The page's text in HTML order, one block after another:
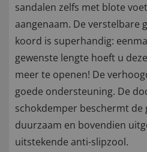
sandalen zelfs met blote
aangenaam. De verstelbare
koord is superhandig:
gewenste lengte hoeft u
meer te openen! De
goede ondersteuning. De
schokdemper beschermt de
duurzaam en bovendien
uitstekende anti-slipzool.